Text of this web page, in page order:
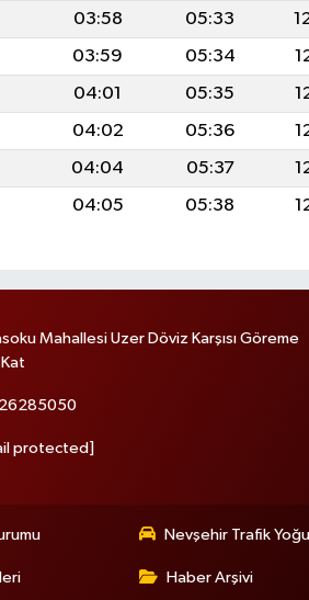
03:58 05:33
03:59 05:34
04:01 05:35
04:02 05:36
04:04 05:37
04:05 05:38
Mahallesi Uzer Döviz Karşısı Göreme
protected]
Nevşehir Trafik
Haber Arşivi